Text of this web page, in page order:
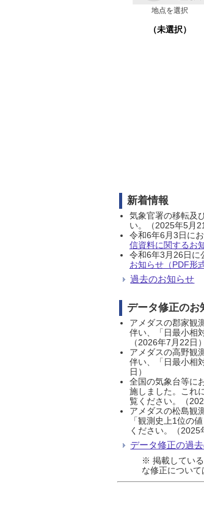
地点を選択
（未選択）
新着情報
気象官署の移転及
い。（2025年5月
令和6年6月3日に
信資料に関するお
令和6年3月26日に
お知らせ（PDF形
過去のお知らせ
データ修正のお
アメダスの郡家観
伴い、「日最小相
（2026年7月22日）
アメダスの高野観
伴い、「日最小相
日）
全国の気象台等に
施しました。これ
覧ください。（
アメダスの松島観
「観測史上1位の
ください。（2025
データ修正の過
※ 掲載してい
な修正について